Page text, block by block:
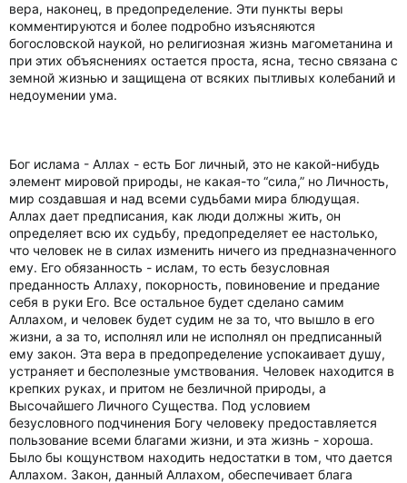
вера, наконец, в предопределение. Эти пункты веры
комментируются и более подробно изъясняются
богословской наукой, но религиозная жизнь магометанина и
при этих объяснениях остается проста, ясна, тесно связана с
земной жизнью и защищена от всяких пытливых колебаний и
недоумении ума.
Бог ислама - Аллах - есть Бог личный, это не какой-нибудь
элемент мировой природы, не какая-то “сила,” но Личность,
мир создавшая и над всеми судьбами мира блюдущая.
Аллах дает предписания, как люди должны жить, он
определяет всю их судьбу, предопределяет ее настолько,
что человек не в силах изменить ничего из предназначенного
ему. Его обязанность - ислам, то есть безусловная
преданность Аллаху, покорность, повиновение и предание
себя в руки Его. Все остальное будет сделано самим
Аллахом, и человек будет судим не за то, что вышло в его
жизни, а за то, исполнял или не исполнял он предписанный
ему закон. Эта вера в предопределение успокаивает душу,
устраняет и бесполезные умствования. Человек находится в
крепких руках, и притом не безличной природы, а
Высочайшего Личного Существа. Под условием
безусловного подчинения Богу человеку предоставляется
пользование всеми благами жизни, и эта жизнь - хороша.
Было бы кощунством находить недостатки в том, что дается
Аллахом. Закон, данный Аллахом, обеспечивает блага